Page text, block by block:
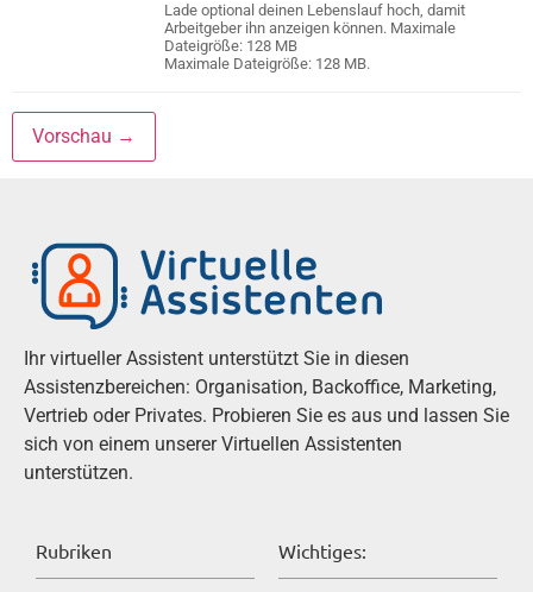
Lade optional deinen Lebenslauf hoch, damit
Arbeitgeber ihn anzeigen können. Maximale
Dateigröße: 128 MB
Maximale Dateigröße: 128 MB.
Ihr virtueller Assistent unterstützt Sie in diesen
Assistenzbereichen: Organisation, Backoffice, Marketing,
Vertrieb oder Privates. Probieren Sie es aus und lassen Sie
sich von einem unserer Virtuellen Assistenten
unterstützen.
Rubriken Wichtiges: